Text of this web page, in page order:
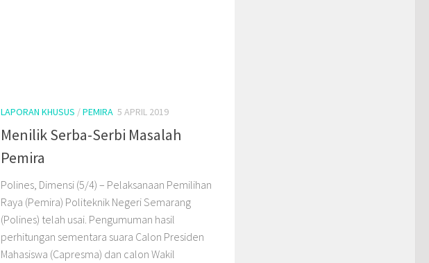
LAPORAN KHUSUS /PEMIRA 5 APRIL 2019
Menilik Serba-Serbi Masalah
Pemira
Polines, Dimensi (5/4) – Pelaksanaan Pemilihan
Raya (Pemira) Politeknik Negeri Semarang
(Polines) telah usai. Pengumuman hasil
perhitungan sementara suara Calon Presiden
Mahasiswa (Capresma) dan calon Wakil